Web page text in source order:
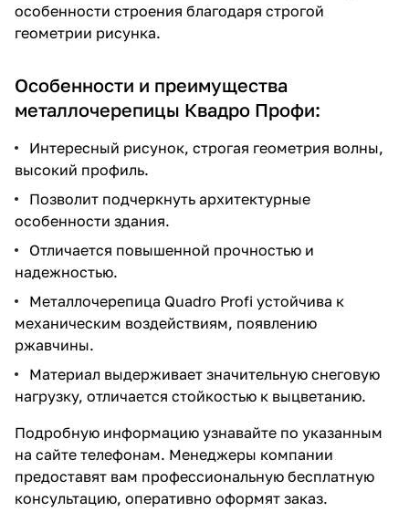
особенности строения благодаря строгой
геометрии рисунка.
Особенности и преимущества
металлочерепицы Квадро Профи:
Интересный рисунок, строгая геометрия волны,
высокий профиль.
Позволит подчеркнуть архитектурные
особенности здания.
Отличается повышенной прочностью и
надежностью.
Металлочерепица Quadro Profi устойчива к
механическим воздействиям, появлению
ржавчины.
Материал выдерживает значительную снеговую
нагрузку, отличается стойкостью к выцветанию.
Подробную информацию узнавайте по указанным
на сайте телефонам. Менеджеры компании
предоставят вам профессиональную бесплатную
консультацию, оперативно оформят заказ.